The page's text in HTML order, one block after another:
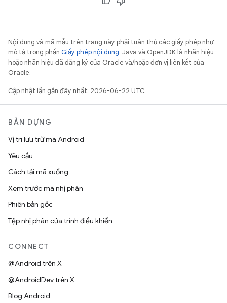
Nội dung và mã mẫu trên trang này phải tuân thủ các giấy phép như
mô tả trong phần Giấy phép nội dung. Java và OpenJDK là nhãn hiệu
hoặc nhãn hiệu đã đăng ký của Oracle và/hoặc đơn vị liên kết của
Oracle.
Cập nhật lần gần đây nhất: 2026-06-22 UTC.
BẢN DỰNG
Vị trí lưu trữ mã Android
Yêu cầu
Cách tải mã xuống
Xem trước mã nhị phân
Phiên bản gốc
Tệp nhị phân của trình điều khiển
CONNECT
@Android trên X
@AndroidDev trên X
Blog Android